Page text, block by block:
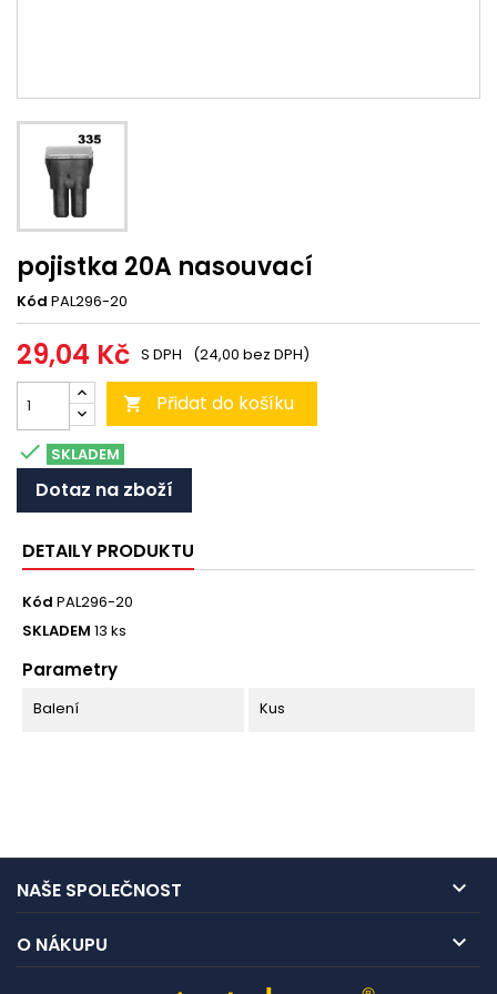
pojistka 20A nasouvací
Kód PAL296-20
29,04 Kč S DPH (24,00 bez DPH)
 Přidat do košíku
 SKLADEM
Dotaz na zboží
DETAILY PRODUKTU
Kód PAL296-20
SKLADEM 13 ks
Parametry
Balení Kus
NAŠE SPOLEČNOST 
O NÁKUPU 